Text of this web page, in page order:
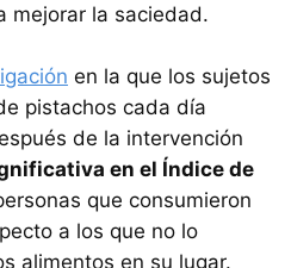
mejorar la saciedad.
en la que los sujetos
pistachos cada día
de la intervención
en el Índice de
que consumieron
a los que no lo
alimentos en su lugar.